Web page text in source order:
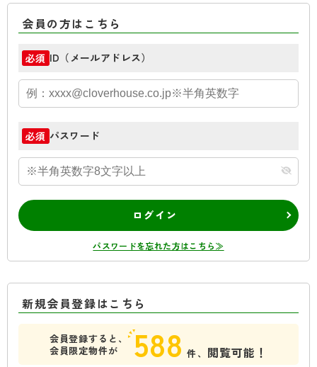
会員の方はこちら
必須 ID（メールアドレス）
必須 パスワード
ログイン
パスワードを忘れた方はこちら≫
新規会員登録はこちら
会員登録すると、
会員限定物件が
588 件、 閲覧可能！